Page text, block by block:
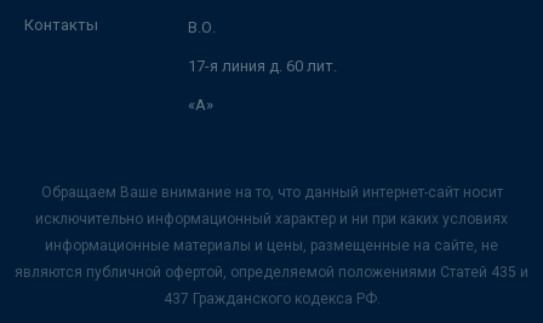
Контакты В.О.
17-я линия д. 60 лит.
«А»
Обращаем Ваше внимание на то, что данный интернет-сайт носит
исключительно информационный характер и ни при каких условиях
информационные материалы и цены, размещенные на сайте, не
являются публичной офертой, определяемой положениями Статей 435 и
437 Гражданского кодекса РФ.